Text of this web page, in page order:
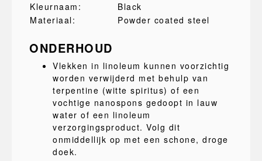
Kleurnaam:
Black
Materiaal:
Powder coated steel
ONDERHOUD
Vlekken in linoleum kunnen voorzichtig
worden verwijderd met behulp van
terpentine (witte spiritus) of een
vochtige nanospons gedoopt in lauw
water of een linoleum
verzorgingsproduct. Volg dit
onmiddellijk op met een schone, droge
doek.